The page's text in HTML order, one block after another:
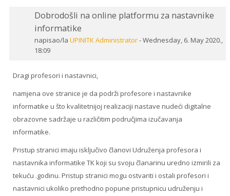
Dobrodošli na online platformu za nastavnike
informatike
napisao/laUPINITK Administrator-Wednesday, 6. May 2020.,
18:09
Dragi profesori i nastavnici,
namjena ove stranice je da podrži profesore i nastavnike
informatike u što kvalitetnijoj realizaciji nastave nudeći digitalne
obrazovne sadržaje u različitim područjima izučavanja
informatike.
Pristup stranici imaju isključivo članovi Udruženja profesora i
nastavnika informatike TK koji su svoju članarinu uredno izmirili za
tekuću .godinu. Pristup stranici mogu ostvariti i ostali profesori i
nastavnici ukoliko prethodno popune pristupnicu udruženju i